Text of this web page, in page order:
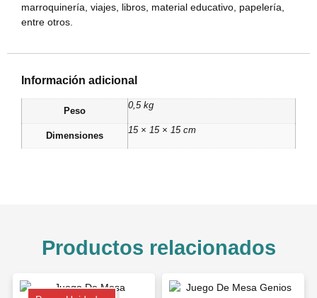
marroquinería, viajes, libros, material educativo, papelería,
entre otros.
Información adicional
Peso
0,5 kg
Dimensiones
15 × 15 × 15 cm
Productos relacionados